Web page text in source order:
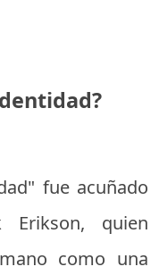
fue acuñado
Erikson, quien
como una